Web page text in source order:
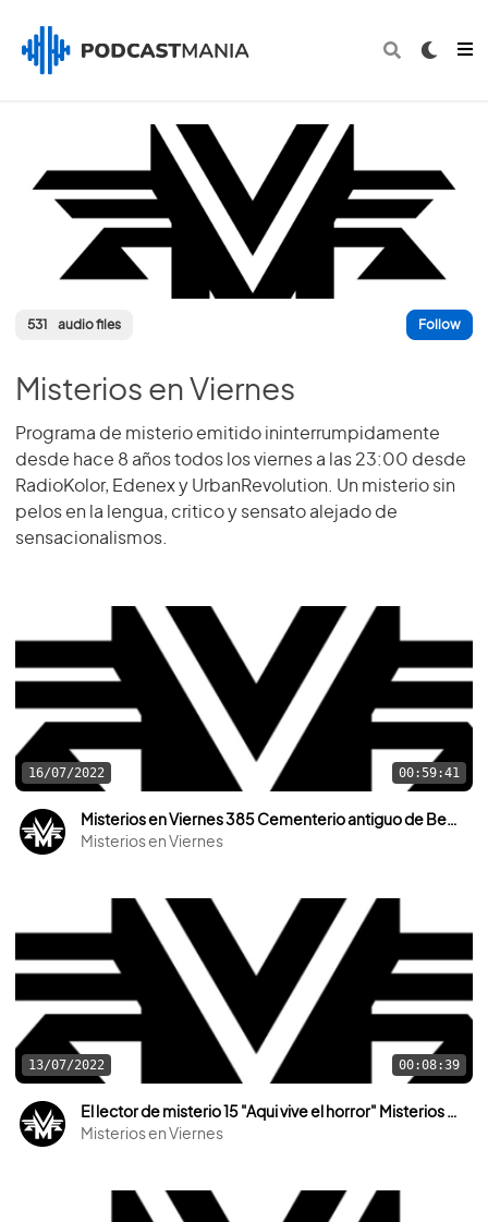
531 audio files Follow
Misterios en Viernes
Programa de misterio emitido ininterrumpidamente
desde hace 8 años todos los viernes a las 23:00 desde
RadioKolor, Edenex y UrbanRevolution. Un misterio sin
pelos en la lengua, critico y sensato alejado de
sensacionalismos.
16/07/2022 00:59:41
Misterios en Viernes 385 Cementerio antiguo de Benamaurel
Misterios en Viernes
13/07/2022 00:08:39
El lector de misterio 15 "Aqui vive el horror" Misterios en Viernes
Misterios en Viernes